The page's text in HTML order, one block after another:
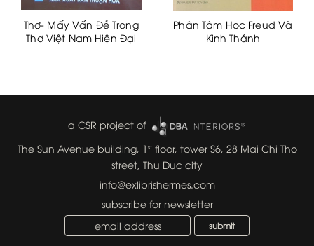
Thơ- Mấy Vấn Đề Trong
Thơ Việt Nam Hiện Đại
Phân Tâm Hoc Freud Và
Kinh Thánh
a CSR project of
The Sun Avenue building, 1 stfloor, tower S6, 28 Mai Chi Tho
street, Thu Duc city
info@exlibrishermes.com
subscribe for newsletter
submit